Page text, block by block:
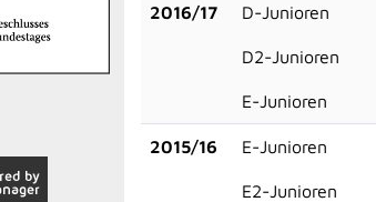
2016/17 D-Junioren
D2-Junioren
E-Junioren
2015/16 E-Junioren
E2-Junioren